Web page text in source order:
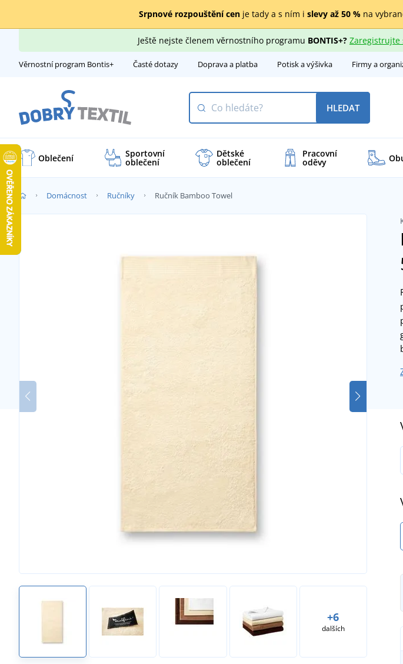
Srpnové rozpouštění cenje tady a s ním i slevy až 50 %na
Ještě nejste členem věrnostního programu BONTIS+? Zaregistrujte
Věrnostní program Bontis+ Časté dotazy Doprava a platba Potisk a výšivka Firmy a
HLEDAT
Oblečení Sportovní
oblečení
Dětské
oblečení
Pracovní
oděvy
Domácnost Ručníky Ručník Bamboo Towel
+6
dalších